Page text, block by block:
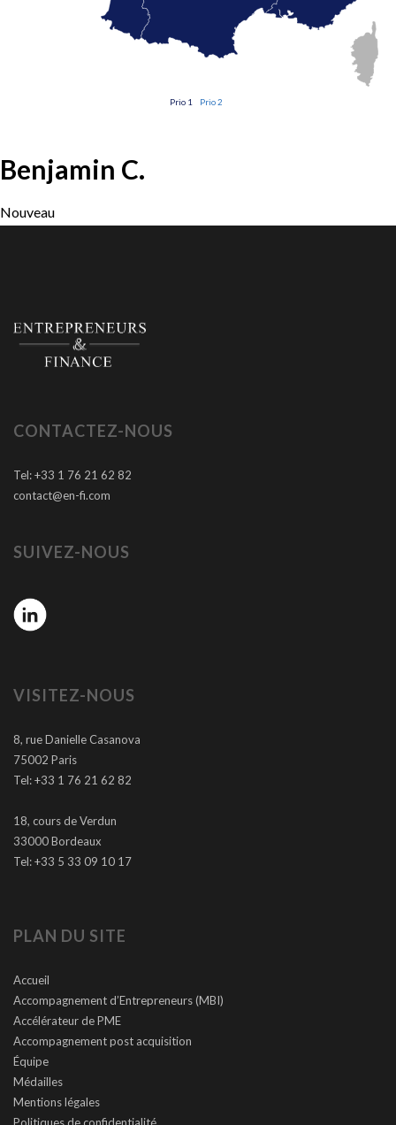
Prio 1 Prio 2
Benjamin C.
Nouveau
CONTACTEZ-NOUS
Tel: +33 1 76 21 62 82
contact@en-fi.com
SUIVEZ-NOUS
VISITEZ-NOUS
8, rue Danielle Casanova
75002 Paris
Tel: +33 1 76 21 62 82
18, cours de Verdun
33000 Bordeaux
Tel: +33 5 33 09 10 17
PLAN DU SITE
Accueil
Accompagnement d’Entrepreneurs (MBI)
Accélérateur de PME
Accompagnement post acquisition
Équipe
Médailles
Mentions légales